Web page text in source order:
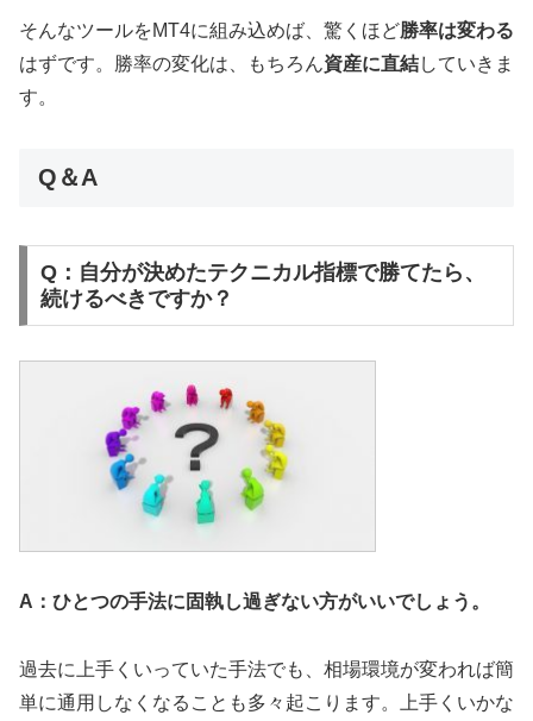
そんなツールをMT4に組み込めば、驚くほど勝率は変わる
はずです。勝率の変化は、もちろん資産に直結していきま
す。
Q＆A
Q：自分が決めたテクニカル指標で勝てたら、
続けるべきですか？
A：ひとつの手法に固執し過ぎない方がいいでしょう。
過去に上手くいっていた手法でも、相場環境が変われば簡
単に通用しなくなることも多々起こります。上手くいかな